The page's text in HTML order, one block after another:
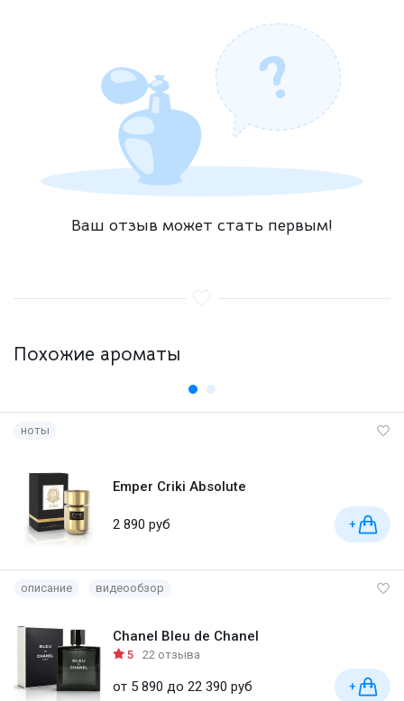
Ваш отзыв может стать первым!
Похожие ароматы
ноты
Emper Criki Absolute
2 890 руб +
описание видеообзор
Chanel Bleu de Chanel
5 22 отзыва
от 5 890 до 22 390 руб +